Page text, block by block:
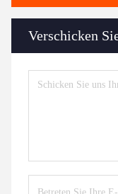
Verschicken